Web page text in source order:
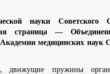
науки Советского
страница —
медицинских наук
движущие пружины